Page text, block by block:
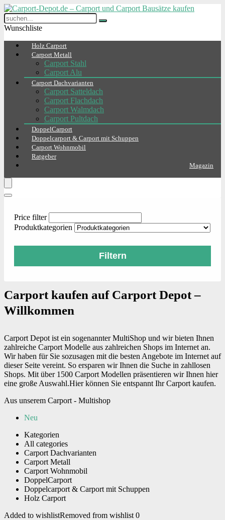
Wunschliste
Holz Carport
Carport Metall
Carport Stahl
Carport Alu
Carport Dachvarianten
Carport Satteldach
Carport Flachdach
Carport Walmdach
Carport Pultdach
DoppelCarport
Doppelcarport & Carport mit Schuppen
Carport Wohnmobil
Ratgeber
Magazin
Price filter
Produktkategorien
Filtern
Carport kaufen auf Carport Depot –
Willkommen
Carport Depot ist ein sogenannter MultiShop und wir bieten Ihnen
zahlreiche Carport Modelle aus zahlreichen Shops im Internet an.
Wir haben für Sie sozusagen mit die besten Angebote im Internet auf
dieser Seite vereint. So ersparen wir Ihnen die Suche in zahllosen
Shops. Mit über 1500 Carport Modellen präsentieren wir Ihnen hier
eine große Auswahl.Hier können Sie entspannt Ihr Carport kaufen.
Aus unserem Carport - Multishop
Neu
Kategorien
All categories
Carport Dachvarianten
Carport Metall
Carport Wohnmobil
DoppelCarport
Doppelcarport & Carport mit Schuppen
Holz Carport
Added to wishlistRemoved from wishlist 0